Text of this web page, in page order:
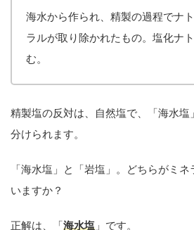
海水から作られ、精製の過程でナ
ラルが取り除かれたもの。塩化ナ
む。
精製塩の反対は、自然塩で、「海水塩
分けられます。
「海水塩」と「岩塩」。どちらがミ
いますか？
正解は、「海水塩 」です。